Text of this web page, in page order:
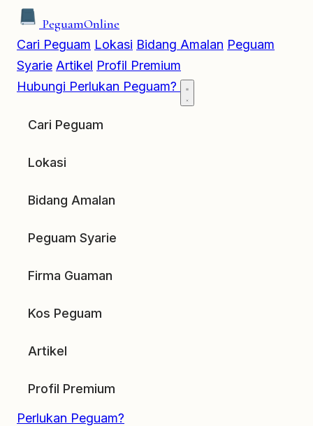
PeguamOnline
Cari Peguam Lokasi Bidang Amalan Peguam
Syarie Artikel Profil Premium
Hubungi Perlukan Peguam?
Cari Peguam
Lokasi
Bidang Amalan
Peguam Syarie
Firma Guaman
Kos Peguam
Artikel
Profil Premium
Perlukan Peguam?